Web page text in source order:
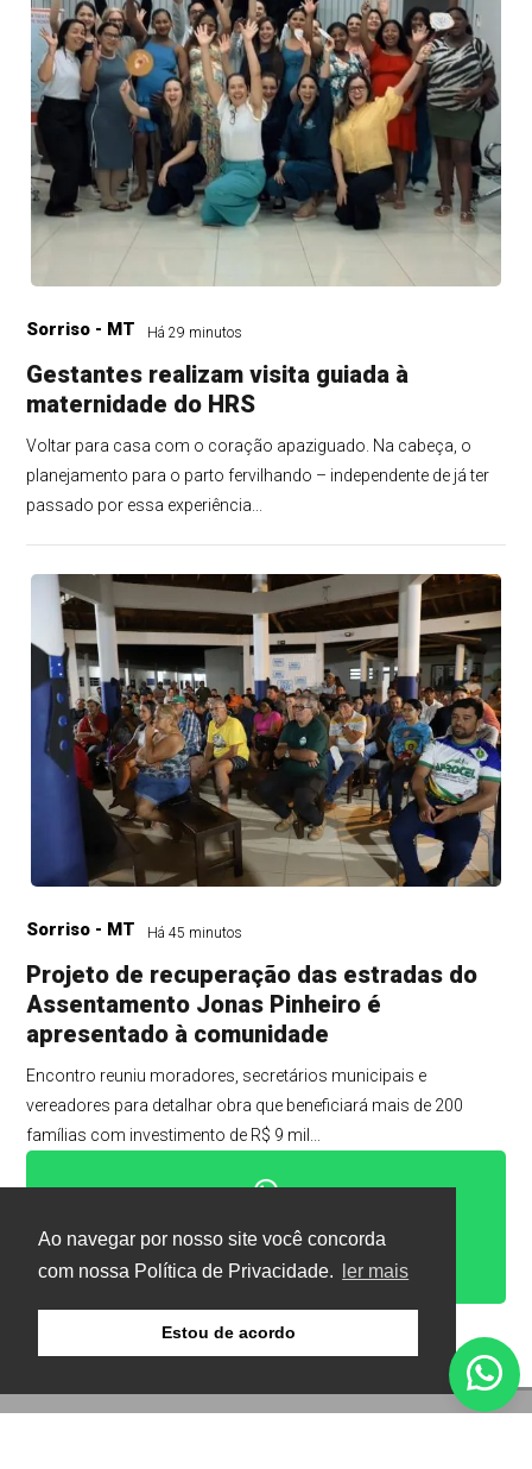
Ao navegar por nosso site você concorda
com nossa Política de Privacidade.
ler mais
Estou de acordo
Sorriso - MT Há 29 minutos
Gestantes realizam visita guiada à
maternidade do HRS
Voltar para casa com o coração apaziguado. Na cabeça, o
planejamento para o parto fervilhando – independente de já ter
passado por essa experiência...
Sorriso - MT Há 45 minutos
Projeto de recuperação das estradas do
Assentamento Jonas Pinheiro é
apresentado à comunidade
Encontro reuniu moradores, secretários municipais e
vereadores para detalhar obra que beneficiará mais de 200
famílias com investimento de R$ 9 mil...
Clique aqui e faça parte do nosso grupo no
WhatsApp